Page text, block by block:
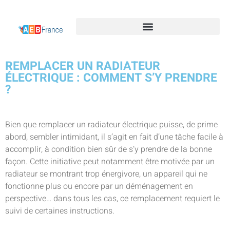
REMPLACER UN RADIATEUR
ÉLECTRIQUE : COMMENT S’Y PRENDRE
?
Bien que remplacer un radiateur électrique puisse, de prime
abord, sembler intimidant, il s’agit en fait d’une tâche facile à
accomplir, à condition bien sûr de s’y prendre de la bonne
façon. Cette initiative peut notamment être motivée par un
radiateur se montrant trop énergivore, un appareil qui ne
fonctionne plus ou encore par un déménagement en
perspective… dans tous les cas, ce remplacement requiert le
suivi de certaines instructions.